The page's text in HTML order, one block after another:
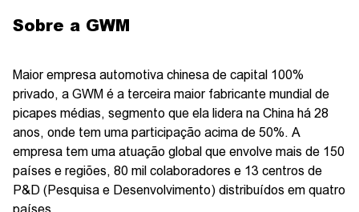
Sobre a GWM
Maior empresa automotiva chinesa de capital 100%
privado, a GWM é a terceira maior fabricante mundial de
picapes médias, segmento que ela lidera na China há 28
anos, onde tem uma participação acima de 50%. A
empresa tem uma atuação global que envolve mais de 150
países e regiões, 80 mil colaboradores e 13 centros de
P&D (Pesquisa e Desenvolvimento) distribuídos em quatro
países.